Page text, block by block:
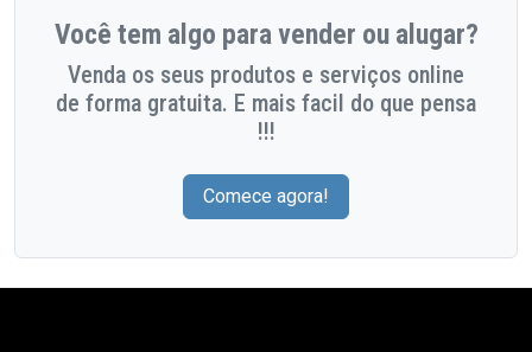
Você tem algo para vender ou alugar?
Venda os seus produtos e serviços online
de forma gratuita. E mais facil do que pensa
!!!
Comece agora!